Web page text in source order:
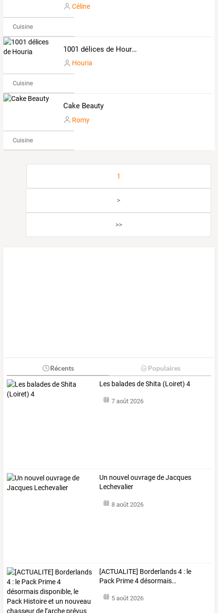
Céline
Cuisine
1001 délices de Houria
Houria
Cuisine
Cake Beauty
Romy
Cuisine
1
>
>>
Récents Populaires
Les balades de Shita (Loiret) 4
7 août 2026
Un nouvel ouvrage de Jacques
Lechevalier
8 août 2026
[ACTUALITE] Borderlands4 : le
Pack Prime4désormais…
5 août 2026